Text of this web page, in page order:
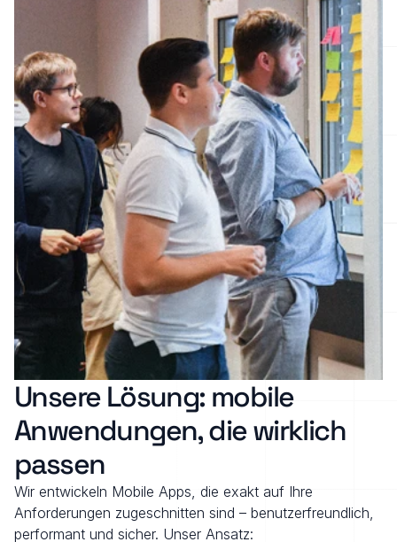
Unsere Lösung: mobile
Anwendungen, die wirklich
passen
Wir entwickeln Mobile Apps, die exakt auf Ihre
Anforderungen zugeschnitten sind – benutzerfreundlich,
performant und sicher. Unser Ansatz: